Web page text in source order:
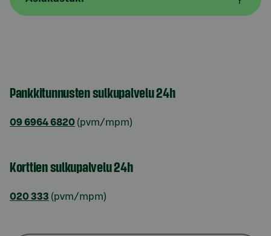
Pankkitunnusten sulkupalvelu 24h
09 6964 6820 (pvm/mpm)
Korttien sulkupalvelu 24h
020 333 (pvm/mpm)